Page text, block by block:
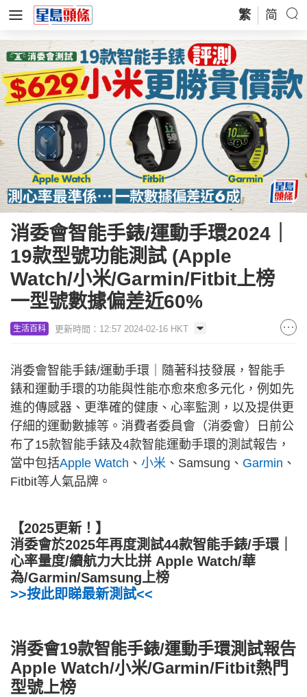
繁 简
消委會智能手錶/運動手環2024｜
19款型號功能測試 (Apple
Watch/小米/Garmin/Fitbit上榜
一型號數據偏差近60%
生活百科 更新時間：12:57 2024-02-16 HKT
消委會智能手錶/運動手環｜隨著科技發展，智能手
錶和運動手環的功能與性能亦愈來愈多元化，例如先
進的傳感器、更準確的健康、心率監測，以及提供更
仔細的運動數據等。消費者委員會（消委會）日前公
布了15款智能手錶及4款智能運動手環的測試報告，
當中包括Apple Watch 、 小米 、Samsung、 Garmin 、
Fitbit等人氣品牌。
【2025更新！】
消委會於2025年再度測試44款智能手錶/手環｜
心率量度/續航力大比拼 Apple Watch/華
為/Garmin/Samsung上榜
>>按此即睇最新測試<<
消委會19款智能手錶/運動手環測試報告
Apple Watch/小米/Garmin/Fitbit熱門
型號上榜